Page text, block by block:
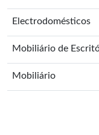
Electrodomésticos
Mobiliário de
Mobiliário